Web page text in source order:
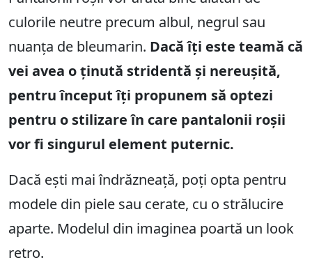
culorile neutre precum albul, negrul sau
nuanța de bleumarin. Dacă îți este teamă că
vei avea o ținută stridentă și nereușită,
pentru început îți propunem să optezi
pentru o stilizare în care pantalonii roșii
vor fi singurul element puternic.
Dacă ești mai îndrăzneață, poți opta pentru
modele din piele sau cerate, cu o strălucire
aparte. Modelul din imaginea poartă un look
retro.